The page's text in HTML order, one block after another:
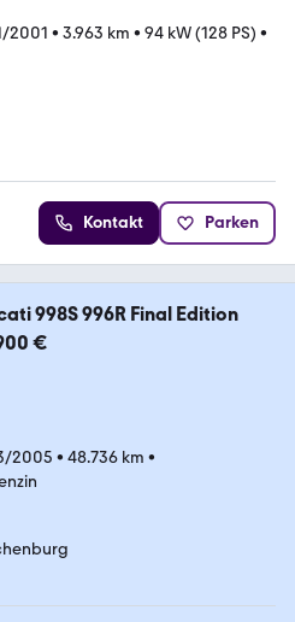
2001 • 3.963 km • 94 kW (128 PS) •
Kontakt Parken
998S 996R Final Edition
€
2005 • 48.736 km •